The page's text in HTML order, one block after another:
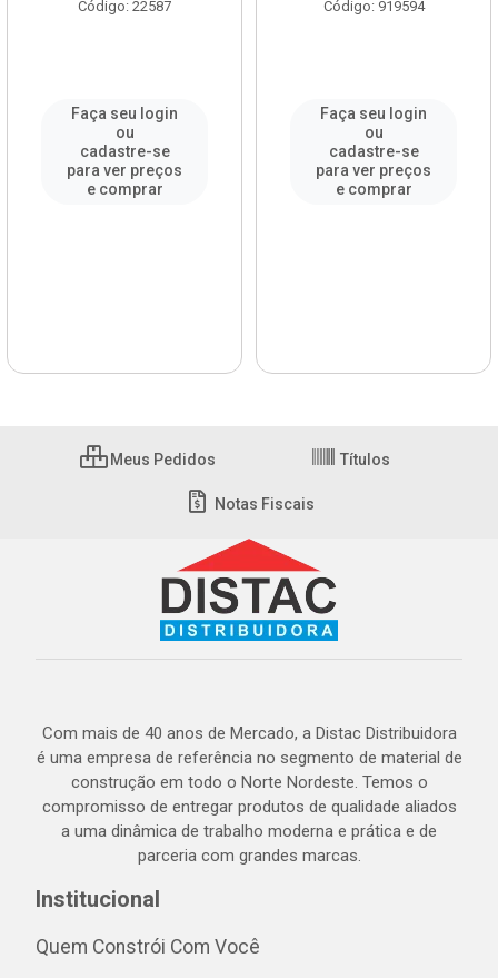
Código: 22587
Faça seu login
ou
cadastre-se
para ver preços
e comprar
Código: 919594
Faça seu login
ou
cadastre-se
para ver preços
e comprar
Meus Pedidos Títulos
Notas Fiscais
Com mais de 40 anos de Mercado, a Distac Distribuidora
é uma empresa de referência no segmento de material de
construção em todo o Norte Nordeste. Temos o
compromisso de entregar produtos de qualidade aliados
a uma dinâmica de trabalho moderna e prática e de
parceria com grandes marcas.
Institucional
Quem Constrói Com Você